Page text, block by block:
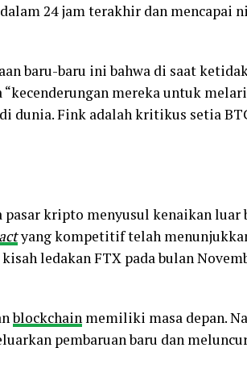
24 jam terakhir dan mencapai
baru-baru ini bahwa di saat
mereka untuk
dunia. Fink adalah kritikus setia
pasar kripto menyusul kenaikan luar
yang kompetitif telah
ledakan FTX pada bulan
blockchain memiliki masa depan.
pembaruan baru dan